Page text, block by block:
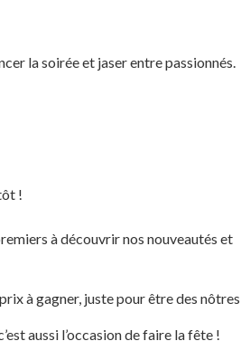
la soirée et jaser entre passionnés.
!
à découvrir nos nouveautés et
à gagner, juste pour être des
aussi l’occasion de faire la fête !